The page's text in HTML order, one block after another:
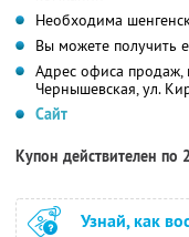
Необходима
Вы можете получить
Адрес офиса продаж,
Чернышевская, ул.
Сайт
Купон действителен по
Узнай, как